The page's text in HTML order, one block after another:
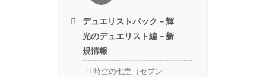
デュエリストパック－輝
光のデュエリスト編－新
規情報
時空の七皇（セブン